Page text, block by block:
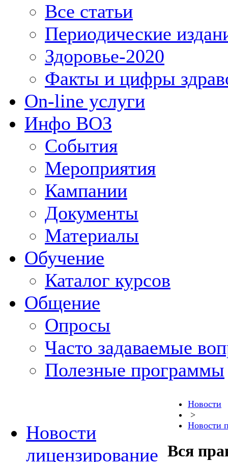
Все статьи
Периодические
Здоровье-2020
Факты и цифры
On-line услуги
Инфо ВОЗ
События
Мероприятия
Кампании
Документы
Материалы
Обучение
Каталог курсов
Общение
Опросы
Часто задаваемые
Полезные программы
Новости
лицензирование
Новости
>
Новости
Вся